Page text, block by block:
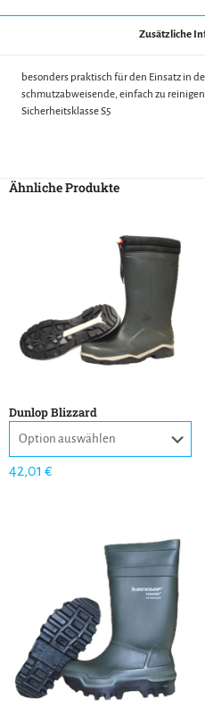
Zusätzliche
besonders praktisch für den Einsatz in
schmutzabweisende, einfach zu
Sicherheitsklasse S5
Ähnliche Produkte
Dunlop Blizzard
42,01 €